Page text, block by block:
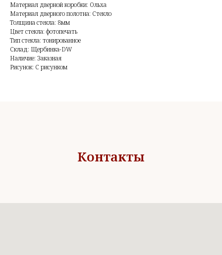
Материал дверной коробки: Ольха
Материал дверного полотна: Стекло
Толщина стекла: 8мм
Цвет стекла: фотопечать
Тип стекла: тонированное
Склад: Щербинка-DW
Наличие: Заказная
Рисунок: С рисунком
Контакты